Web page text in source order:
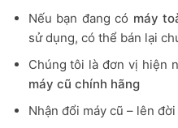
Nếu bạn đang có máy
sử dụng, có thể bán lại
Chúng tôi là đơn vị hiện
máy cũ chính hãng
Nhận đổi máy cũ – lên